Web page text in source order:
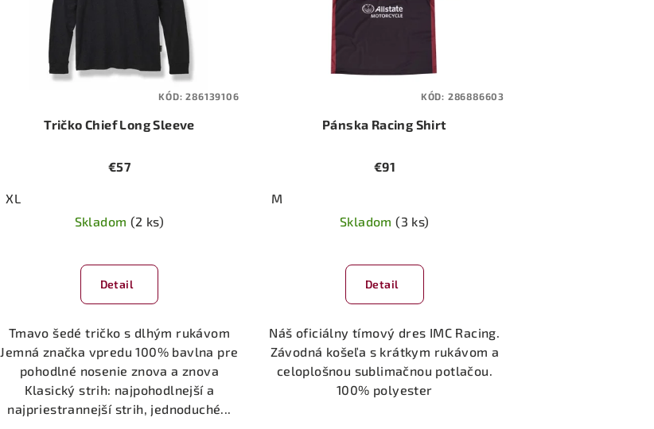
Tričko Chief Long Sleeve
€57
XL
Skladom (2 ks)
Detail
Tmavo šedé tričko s dlhým rukávom
Jemná značka vpredu 100% bavlna pre
pohodlné nosenie znova a znova
Klasický strih: najpohodlnejší a
najpriestrannejší strih, jednoduché...
KÓD:286139106
Pánska Racing Shirt
€91
M
Skladom(3 ks)
hodnotenie
produktu
je
5,0
z
hviezdičiek.
Detail
Náš oficiálny tímový dres IMC Racing.
Závodná košeľa s krátkym rukávom a
celoplošnou sublimačnou potlačou.
100% polyester
KÓD: 286886603